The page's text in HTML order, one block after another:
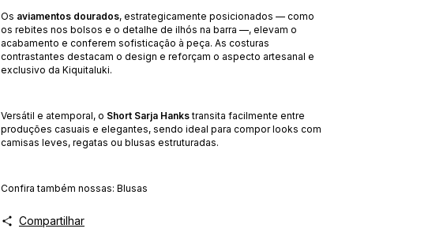
Os aviamentos dourados, estrategicamente posicionados — como
os rebites nos bolsos e o detalhe de ilhós na barra —, elevam o
acabamento e conferem sofisticação à peça. As costuras
contrastantes destacam o design e reforçam o aspecto artesanal e
exclusivo da Kiquitaluki.
Versátil e atemporal, o Short Sarja Hankstransita facilmente entre
produções casuais e elegantes, sendo ideal para compor looks com
camisas leves, regatas ou blusas estruturadas.
Confira também nossas: Blusas
Compartilhar